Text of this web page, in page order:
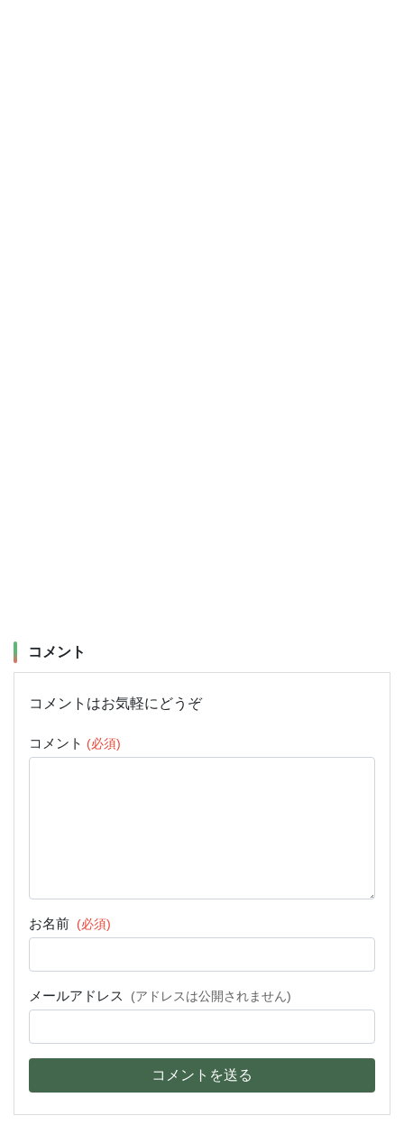
コメント
コメントはお気軽にどうぞ
コメント (必須)
お名前 (必須)
メールアドレス (アドレスは公開されません)
コメントを送る